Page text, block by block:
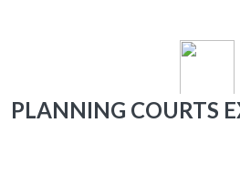
PLANNING COURTS